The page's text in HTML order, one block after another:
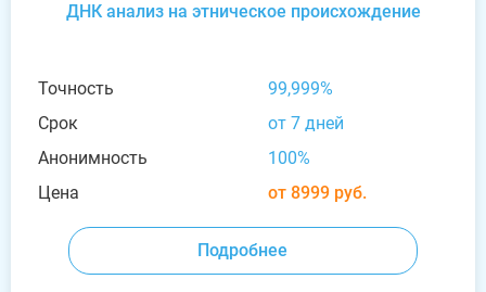
ДНК анализ на этническое происхождение
Точность
99,999%
Срок
от 7 дней
Анонимность
100%
Цена
от 8999 руб.
Подробнее